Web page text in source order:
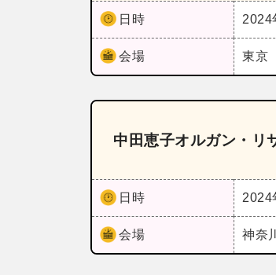
日時 2024
会場 東京
中田恵子オルガン・リ
日時 2024
会場 神奈